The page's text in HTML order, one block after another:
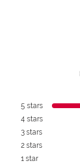
5 stars
4 stars
3 stars
2 stars
1 star